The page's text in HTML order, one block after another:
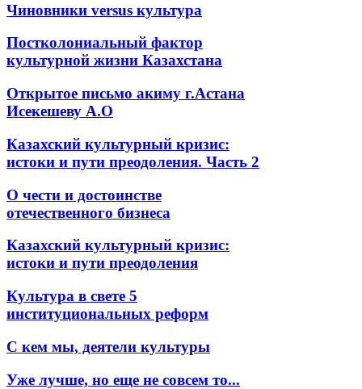
Чиновники versus культура
Постколониальный фактор
культурной жизни Казахстана
Открытое письмо акиму г.Астана
Исекешеву А.О
Казахский культурный кризис:
истоки и пути преодоления. Часть 2
О чести и достоинстве
отечественного бизнеса
Казахский культурный кризис:
истоки и пути преодоления
Культура в свете 5
институциональных реформ
С кем мы, деятели культуры
Уже лучше, но еще не совсем то...